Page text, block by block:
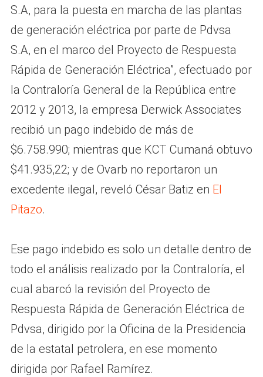
S.A, para la puesta en marcha de las plantas
de generación eléctrica por parte de Pdvsa
S.A, en el marco del Proyecto de Respuesta
Rápida de Generación Eléctrica”, efectuado por
la Contraloría General de la República entre
2012 y 2013, la empresa Derwick Associates
recibió un pago indebido de más de
$6.758.990; mientras que KCT Cumaná obtuvo
$41.935,22; y de Ovarb no reportaron un
excedente ilegal, reveló César Batiz en El
Pitazo.
Ese pago indebido es solo un detalle dentro de
todo el análisis realizado por la Contraloría, el
cual abarcó la revisión del Proyecto de
Respuesta Rápida de Generación Eléctrica de
Pdvsa, dirigido por la Oficina de la Presidencia
de la estatal petrolera, en ese momento
dirigida por Rafael Ramírez.